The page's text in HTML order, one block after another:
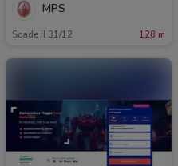
MPS
Scade il 31/12 128 m